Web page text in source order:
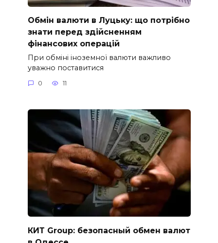
Обмін валюти в Луцьку: що потрібно
знати перед здійсненням
фінансових операцій
При обміні іноземної валюти важливо
уважно поставитися
0 11
КИТ Group: безопасный обмен валют